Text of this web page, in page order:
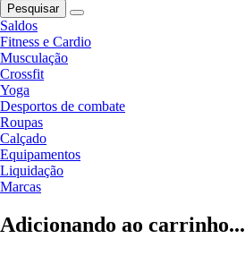
Pesquisar
Saldos
Fitness e Cardio
Musculação
Crossfit
Yoga
Desportos de combate
Roupas
Calçado
Equipamentos
Liquidação
Marcas
Adicionando ao carrinho...